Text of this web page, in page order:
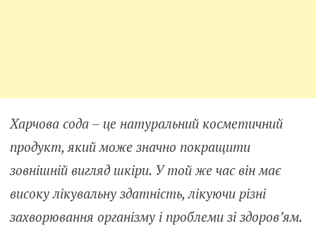
Харчова сода – це натуральний косметичний
продукт, який може значно покращити
зовнішній вигляд шкіри. У той же час він має
високу лікувальну здатність, лікуючи різні
захворювання організму і проблеми зі здоров’ям.